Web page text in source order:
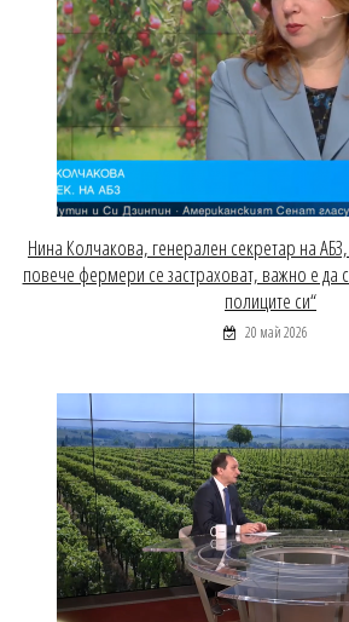
Нина Колчакова, генерален секретар на АБЗ,
повече фермери се застраховат, важно е да
полиците си“
20 май 2026